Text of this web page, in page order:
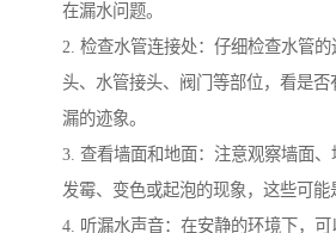
在漏水问题。
2. 检查水管连接处：仔细检查水管
头、水管接头、阀门等部位，看是否
漏的迹象。
3. 查看墙面和地面：注意观察墙面、
发霉、变色或起泡的现象，这些可能
4. 听漏水声音：在安静的环境下，